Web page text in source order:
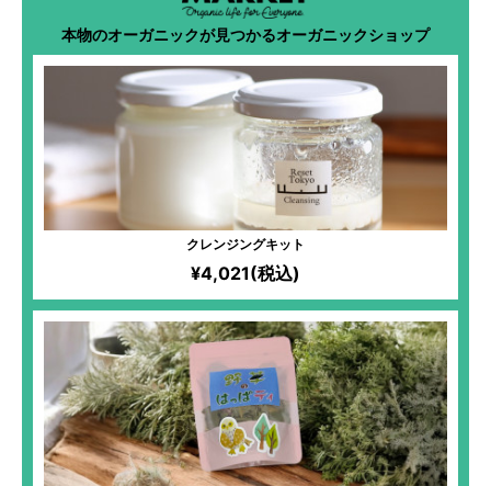
本物のオーガニックが見つかるオーガニックショップ
クレンジングキット
¥4,021(税込)